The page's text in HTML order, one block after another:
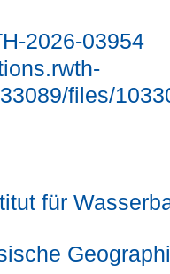
2026-03954
files/
für